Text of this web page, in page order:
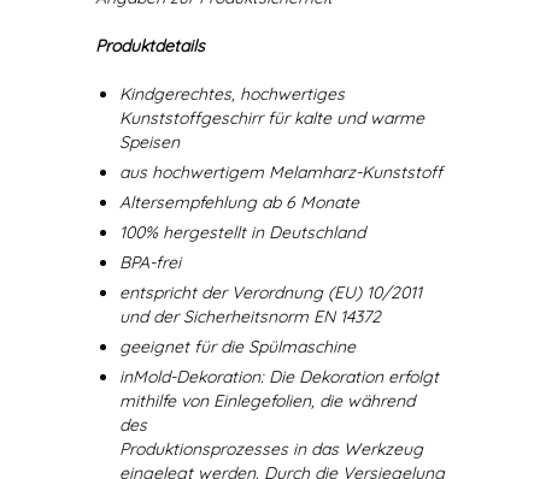
Produktdetails
Kindgerechtes, hochwertiges
Kunststoffgeschirr für kalte und warme
Speisen
aus hochwertigem Melamharz-Kunststoff
Altersempfehlung ab 6 Monate
100% hergestellt in Deutschland
BPA-frei
entspricht der Verordnung (EU) 10/2011
und der Sicherheitsnorm EN 14372
geeignet für die Spülmaschine
inMold-Dekoration: Die Dekoration erfolgt
mithilfe von Einlegefolien, die während
des
Produktionsprozesses in das Werkzeug
eingelegt werden. Durch die Versiegelung